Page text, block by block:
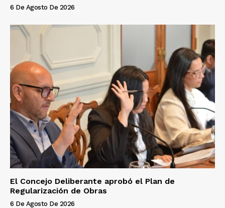
6 De Agosto De 2026
El Concejo Deliberante aprobó el Plan de
Regularización de Obras
6 De Agosto De 2026